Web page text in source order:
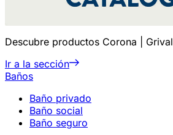
Descubre productos Corona | Grival
Ir a la sección
Baños
Baño privado
Baño social
Baño seguro